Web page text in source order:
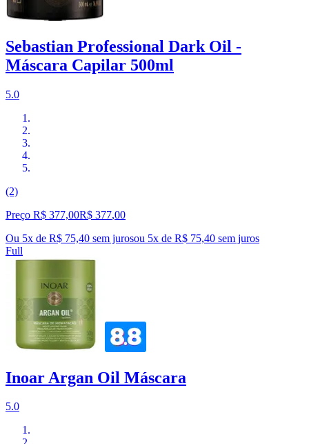
Sebastian Professional Dark Oil -
Máscara Capilar 500ml
5.0
(2)
Preço R$ 377,00R$ 377,00
Ou 5x de R$ 75,40 sem jurosou 5x de R$ 75,40 sem juros
Full
Inoar Argan Oil Máscara
5.0